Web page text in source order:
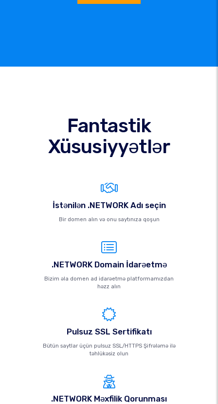
Fantastik
Xüsusiyyətlər
İstənilən .NETWORK Adı seçin
Bir domen alın və onu saytınıza qoşun
.NETWORK Domain İdarəetmə
Bizim əla domen ad idarəetmə platformamızdan
həzz alın
Pulsuz SSL Sertifikatı
Bütün saytlar üçün pulsuz SSL/HTTPS Şifrələmə ilə
təhlükəsiz olun
.NETWORK Məxfilik Qorunması